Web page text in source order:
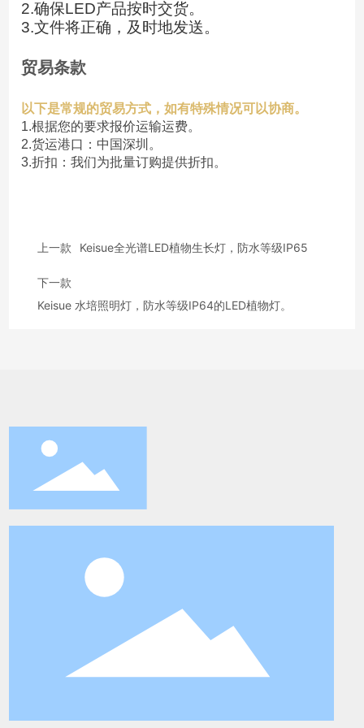
2.确保LED产品按时交货。
3.文件将正确，及时地发送。
贸易条款
以下是常规的贸易方式，如有特殊情况可以协商。
1.根据您的要求报价运输运费。
2.货运港口：中国深圳。
3.折扣：我们为批量订购提供折扣。
上一款 Keisue全光谱LED植物生长灯，防水等级IP65
下一款
Keisue 水培照明灯，防水等级IP64的LED植物灯。